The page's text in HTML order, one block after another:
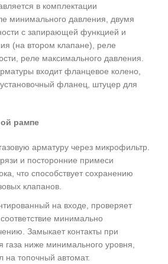
в комплектации
минимального давления, двумя
с запирающей функцией и
(на втором клапане), реле
реле максимального давления.
входит фланцевое колено,
фланец, штуцер для
рампе
арматуру через микрофильтр.
и посторонние примеси
что способствует сохранению
клапанов.
на входе, проверяет
минимально
Замыкает контакты при
газа ниже минимального уровня,
на топочный автомат.